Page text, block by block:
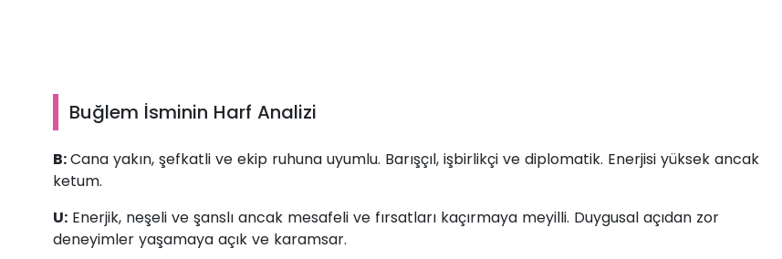
Buğlem İsminin Harf Analizi
B:Cana yakın, şefkatli ve ekip ruhuna uyumlu. Barışçıl, işbirlikçi ve diplomatik. Enerjisi yüksek ancak
ketum.
U: Enerjik, neşeli ve şanslı ancak mesafeli ve fırsatları kaçırmaya meyilli. Duygusal açıdan zor
deneyimler yaşamaya açık ve karamsar.